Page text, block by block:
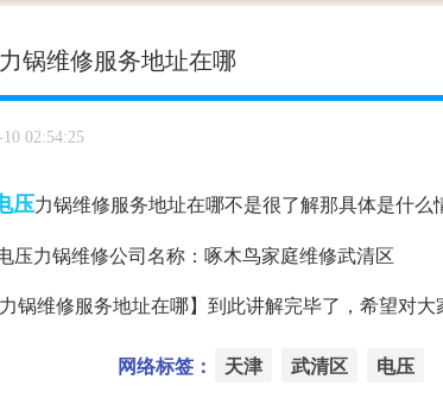
锅维修服务地址在哪
02:54:25
压力锅维修服务地址在哪不是很了解那具体是什么
压力锅维修公司名称：啄木鸟家庭维修武清区
锅维修服务地址在哪】到此讲解完毕了，希望对大
网络标签： 天津 武清区 电压